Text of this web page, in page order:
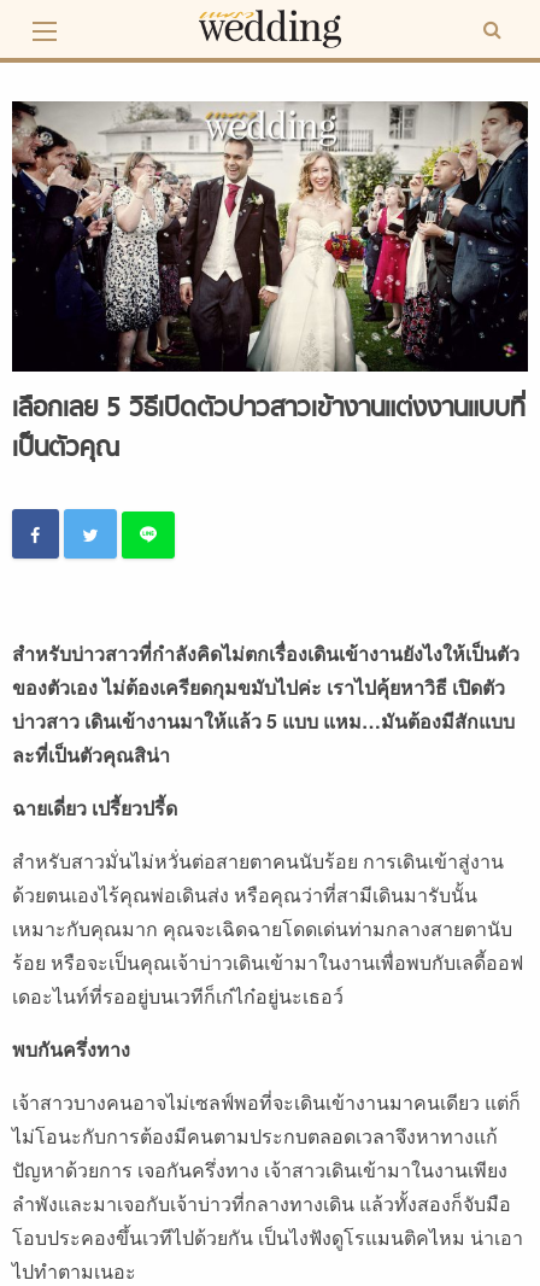
content
เลือกเลย 5 วิธีเปิดตัวบ่าวสาวเข้างานแต่งงานแบบที่
เป็นตัวคุณ
สำหรับบ่าวสาวที่กำลังคิดไม่ตกเรื่องเดินเข้างานยังไงให้เป็นตัว
ของตัวเอง ไม่ต้องเครียดกุมขมับไปค่ะ เราไปคุ้ยหาวิธี เปิดตัว
บ่าวสาว เดินเข้างานมาให้แล้ว 5 แบบ แหม…มันต้องมีสักแบบ
ละที่เป็นตัวคุณสิน่า
ฉายเดี่ยว เปรี้ยวปรี้ด
สำหรับสาวมั่นไม่หวั่นต่อสายตาคนนับร้อย การเดินเข้าสู่งาน
ด้วยตนเองไร้คุณพ่อเดินส่ง หรือคุณว่าที่สามีเดินมารับนั้น
เหมาะกับคุณมาก คุณจะเฉิดฉายโดดเด่นท่ามกลางสายตานับ
ร้อย หรือจะเป็นคุณเจ้าบ่าวเดินเข้ามาในงานเพื่อพบกับเลดี้ออฟ
เดอะไนท์ที่รออยู่บนเวทีก็เก๋ไก๋อยู่นะเธอว์
พบกันครึ่งทาง
เจ้าสาวบางคนอาจไม่เซลฟ์พอที่จะเดินเข้างานมาคนเดียว แต่ก็
ไม่โอนะกับการต้องมีคนตามประกบตลอดเวลาจึงหาทางแก้
ปัญหาด้วยการ เจอกันครึ่งทาง เจ้าสาวเดินเข้ามาในงานเพียง
ลำพังและมาเจอกับเจ้าบ่าวที่กลางทางเดิน แล้วทั้งสองก็จับมือ
โอบประคองขึ้นเวทีไปด้วยกัน เป็นไงฟังดูโรแมนติคไหม น่าเอา
ไปทำตามเนอะ